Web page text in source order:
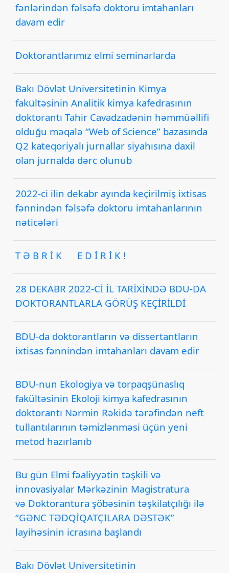
fənlərindən fəlsəfə doktoru imtahanları
davam edir
Doktorantlarımız elmi seminarlarda
Bakı Dövlət Universitetinin Kimya
fakültəsinin Analitik kimya kafedrasının
doktorantı Tahir Cavadzadənin həmmüəllifi
olduğu məqalə “Web of Science” bazasında
Q2 kateqoriyalı jurnallar siyahısına daxil
olan jurnalda dərc olunub
2022-ci ilin dekabr ayında keçirilmiş ixtisas
fənnindən fəlsəfə doktoru imtahanlarının
nəticələri
T Ə B R İ K E D İ R İ K !
28 DEKABR 2022-Cİ İL TARİXİNDƏ BDU-DA
DOKTORANTLARLA GÖRÜŞ KEÇİRİLDİ
BDU-da doktorantların və dissertantların
ixtisas fənnindən imtahanları davam edir
BDU-nun Ekologiya və torpaqşünaslıq
fakültəsinin Ekoloji kimya kafedrasının
doktorantı Nərmin Rəkidə tərəfindən neft
tullantılarının təmizlənməsi üçün yeni
metod hazırlanıb
Bu gün Elmi fəaliyyətin təşkili və
innovasiyalar Mərkəzinin Magistratura
və Doktorantura şöbəsinin təşkilatçılığı ilə
“GƏNC TƏDQİQATÇILARA DƏSTƏK”
layihəsinin icrasına başlandı
Bakı Dövlət Universitetinin